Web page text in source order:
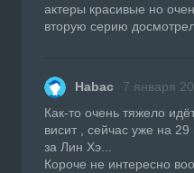
актеры красивые но
вторую серию
Habac 7 января
Как-то очень тяжело
висит , сейчас уже на
за Лин Хэ...
Короче не интересно